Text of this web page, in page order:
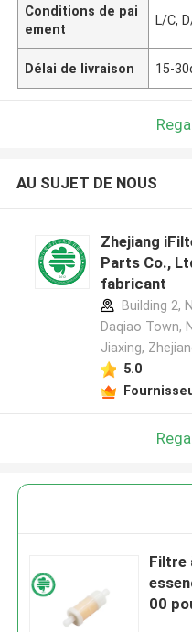
Conditions de pai
ement
L/C,
Délai de livraison 15-
AU SUJET DE NOUS
Zhejiang
Parts Co.,
fabricant
Building 2,
Daqiao Town,
Jiaxing,
5.0
Filtre
00